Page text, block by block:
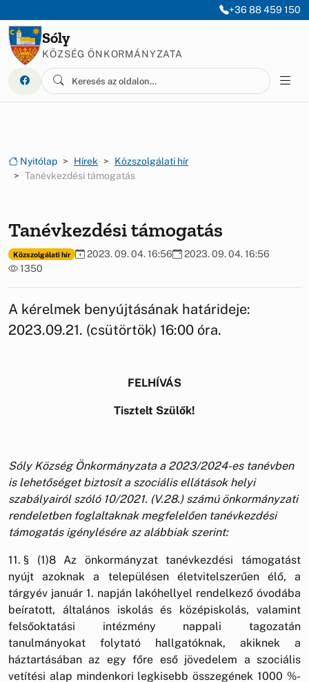
+36 88 459 150
Sóly
KÖZSÉG ÖNKORMÁNYZATA
Nyitólap Hírek
Közszolgálati hír
Tanévkezdési támogatás
Tanévkezdési támogatás
Közszolgálati hír 2023. 09. 04. 16:56
2023. 09. 04. 16:56
1350
A kérelmek benyújtásának határideje:
2023.09.21. (csütörtök) 16:00 óra.
FELHÍVÁS
Tisztelt Szülők!
Sóly Község Önkormányzata a 2023/2024-es tanévben
is lehetőséget biztosít a szociális ellátások helyi
szabályairól szóló 10/2021. (V.28.) számú önkormányzati
rendeletben foglaltaknak megfelelően tanévkezdési
támogatás igénylésére az alábbiak szerint:
11. § (1)8 Az önkormányzat tanévkezdési támogatást
nyújt azoknak a településen életvitelszerűen élő, a
tárgyév január 1. napján lakóhellyel rendelkező óvodába
beíratott, általános iskolás és középiskolás, valamint
felsőoktatási intézmény nappali tagozatán
tanulmányokat folytató hallgatóknak, akiknek a
háztartásában az egy főre eső jövedelem a szociális
vetítési alap mindenkori legkisebb összegének 1000 %-